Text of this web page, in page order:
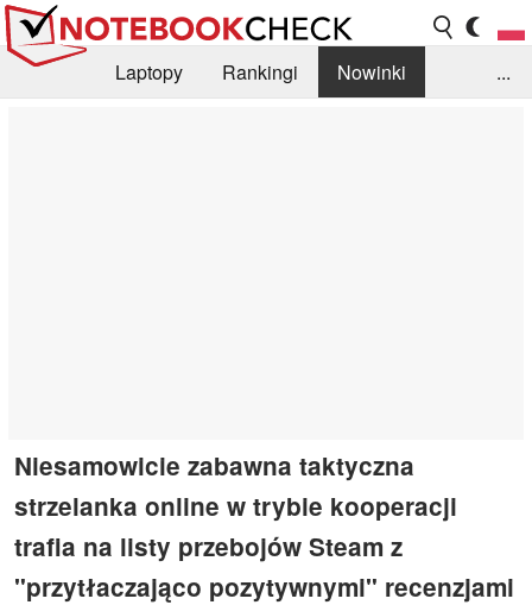
Laptopy Rankingi
Nowinki
...
Niesamowicie zabawna taktyczna
strzelanka online w trybie kooperacji
trafia na listy przebojów Steam z
"przytłaczająco pozytywnymi" recenzjami